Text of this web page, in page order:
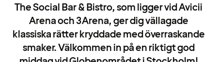
The Social Bar & Bistro, som ligger vid Avicii
Arena och 3Arena, ger dig vällagade
klassiska rätter kryddade med överraskande
smaker. Välkommen in på en riktigt god